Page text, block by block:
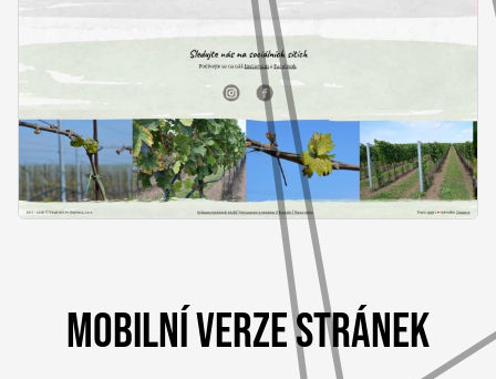
MOBILNÍ VERZE STRÁNEK